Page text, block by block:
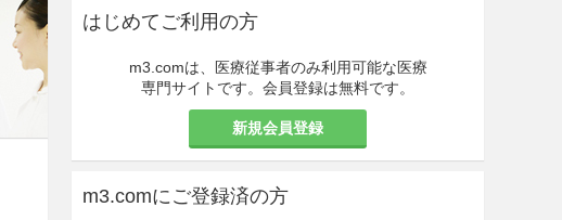
はじめてご利用の方
m3.comは、医療従事者のみ利用可能な医療
専門サイトです。会員登録は無料です。
新規会員登録
m3.comにご登録済の方